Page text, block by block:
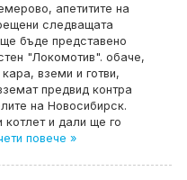
апетитите на
следващата
бъде представено
"Локомотив". обаче,
вземи и готви,
предвид контра
на Новосибирск.
котлет и дали ще го
повече »